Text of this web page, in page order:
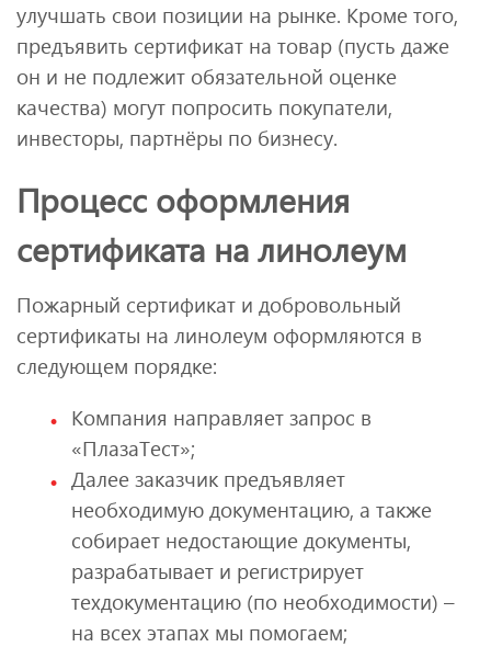
улучшать свои позиции на рынке. Кроме того,
предъявить сертификат на товар (пусть даже
он и не подлежит обязательной оценке
качества) могут попросить покупатели,
инвесторы, партнёры по бизнесу.
Процесс оформления
сертификата на линолеум
Пожарный сертификат и добровольный
сертификаты на линолеум оформляются в
следующем порядке:
Компания направляет запрос в
«ПлазаТест»;
Далее заказчик предъявляет
необходимую документацию, а также
собирает недостающие документы,
разрабатывает и регистрирует
техдокументацию (по необходимости) –
на всех этапах мы помогаем;